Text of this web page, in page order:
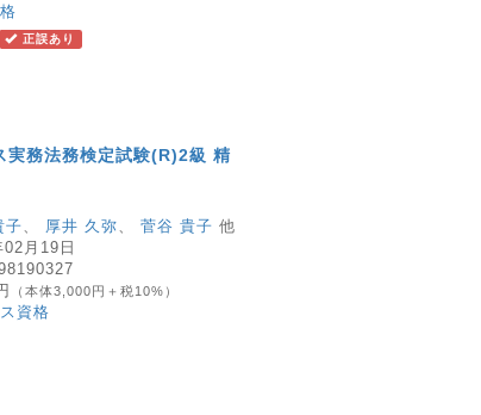
正誤あり
実務法務検定試験(R)2級 精
子、 厚井 久弥、 菅谷 貴子 他
月19日
（本体3,000円＋税10%）
資格